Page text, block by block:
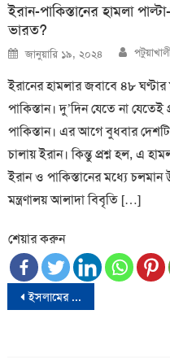
ইরান-পাকিস্তানের হামলা
ভারত?
Posted
on
জানুয়ারি ১৯, ২০২৪
ইরানের হামলার জবাবে ৪৮ ঘণ্টার
পাকিস্তান। দু’দিন যেতে না
পাকিস্তান। এর আগে বুধবার
চালায় ইরান। কিন্তু প্রশ্ন হল, এ
ইরান ও পাকিস্তানের মধ্যে চলমান
মন্ত্রণালয় আলাদা বিবৃতি […]
শেয়ার করুন
Post
ইসলামের আদর্শ ছাড়া বৈষম্যহীন রাষ্ট্র গঠন সম্ভব নয় : চরমোনাই পীর